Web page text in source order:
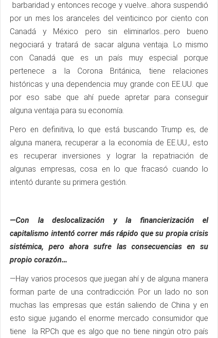
barbaridad y entonces recoge y vuelve…ahora suspendió
por un mes los aranceles del veinticinco por ciento con
Canadá y México pero sin eliminarlos…pero bueno
negociará y tratará de sacar alguna ventaja. Lo mismo
con Canadá que es un país muy especial porque
pertenece a la Corona Británica, tiene relaciones
históricas y una dependencia muy grande con EE.UU. que
por eso sabe que ahí puede apretar para conseguir
alguna ventaja para su economía.
Pero en definitiva, lo que está buscando Trump es, de
alguna manera, recuperar a la economía de EE.UU., esto
es recuperar inversiones y lograr la repatriación de
algunas empresas, cosa en lo que fracasó cuando lo
intentó durante su primera gestión.
—Con la deslocalización y la financierización el
capitalismo intentó correr más rápido que su propia crisis
sistémica, pero ahora sufre las consecuencias en su
propio corazón…
—Hay varios procesos que juegan ahí y de alguna manera
forman parte de una contradicción. Por un lado no son
muchas las empresas que están saliendo de China y en
esto sigue jugando el enorme mercado consumidor que
tiene la RPCh que es algo que no tiene ningún otro país